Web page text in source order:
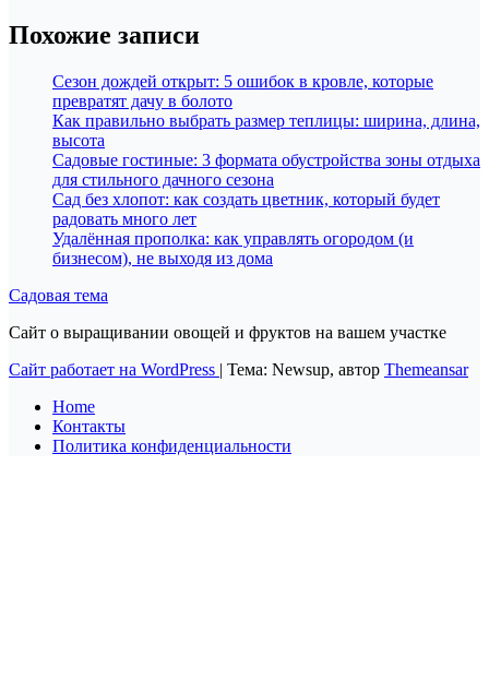
Похожие записи
Сезон дождей открыт: 5 ошибок в кровле, которые
превратят дачу в болото
Как правильно выбрать размер теплицы: ширина, длина,
высота
Садовые гостиные: 3 формата обустройства зоны отдыха
для стильного дачного сезона
Сад без хлопот: как создать цветник, который будет
радовать много лет
Удалённая прополка: как управлять огородом (и
бизнесом), не выходя из дома
Садовая тема
Сайт о выращивании овощей и фруктов на вашем участке
Сайт работает на WordPress | Тема: Newsup, автор Themeansar
Home
Контакты
Политика конфиденциальности